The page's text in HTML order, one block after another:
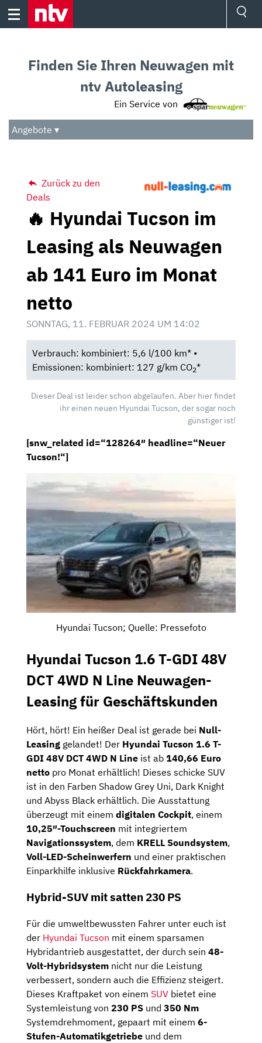
Skip
Audio
Das Beste
Finden Sie Ihren Neuwagen mit
ntv Autoleasing
Ein Service von
Angebote ▾
Zurück zu den
Deals
🔥 Hyundai Tucson im
Leasing als Neuwagen
ab 141 Euro im Monat
netto
SONNTAG, 11. FEBRUAR 2024 UM 14:02
Verbrauch: kombiniert: 5,6 l/100 km* •
Emissionen: kombiniert: 127 g/km CO2*
Dieser Deal ist leider schon abgelaufen. Aber hier findet
ihr einen neuen Hyundai Tucson, der sogar noch
günstiger ist!
[snw_related id=“128264″ headline=“Neuer
Tucson!“]
Hyundai Tucson; Quelle: Pressefoto
Hyundai Tucson 1.6 T-GDI 48V
DCT 4WD N Line Neuwagen-
Leasing für Geschäftskunden
Hört, hört! Ein heißer Deal ist gerade bei Null-
Leasing gelandet! Der Hyundai Tucson 1.6 T-
GDI 48V DCT 4WD N Line ist ab 140,66 Euro
netto pro Monat erhältlich! Dieses schicke SUV
ist in den Farben Shadow Grey Uni, Dark Knight
und Abyss Black erhältlich. Die Ausstattung
überzeugt mit einem digitalen Cockpit, einem
10,25″-Touchscreen mit integriertem
Navigationssystem, dem KRELL Soundsystem,
Voll-LED-Scheinwerfern und einer praktischen
Einparkhilfe inklusive Rückfahrkamera.
Hybrid-SUV mit satten 230 PS
Für die umweltbewussten Fahrer unter euch ist
der Hyundai Tucson mit einem sparsamen
Hybridantrieb ausgestattet, der durch sein 48-
Volt-Hybridsystem nicht nur die Leistung
verbessert, sondern auch die Effizienz steigert.
Dieses Kraftpaket von einem SUV bietet eine
Systemleistung von 230 PS und 350 Nm
Systemdrehmoment, gepaart mit einem 6-
Stufen-Automatikgetriebe und dem